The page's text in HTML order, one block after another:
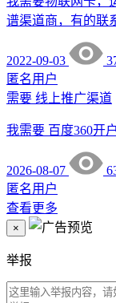
谱渠道商，有的联
2022-09-03
匿名用户
需要 线上推广渠道
我需要 百度360开
2026-08-07
匿名用户
查看更多
×
举报